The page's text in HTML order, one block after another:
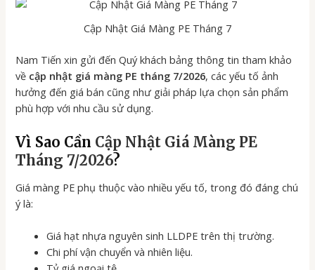
Cập Nhật Giá Màng PE Tháng 7
Nam Tiến xin gửi đến Quý khách bảng thông tin tham khảo
về cập nhật giá màng PE tháng 7/2026, các yếu tố ảnh
hưởng đến giá bán cũng như giải pháp lựa chọn sản phẩm
phù hợp với nhu cầu sử dụng.
Vì Sao Cần Cập Nhật Giá Màng PE
Tháng 7/2026?
Giá màng PE phụ thuộc vào nhiều yếu tố, trong đó đáng chú
ý là:
Giá hạt nhựa nguyên sinh LLDPE trên thị trường.
Chi phí vận chuyển và nhiên liệu.